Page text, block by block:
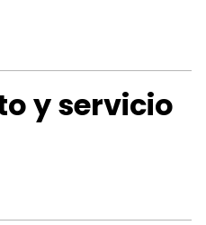
y servicio